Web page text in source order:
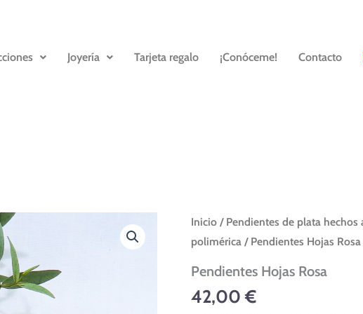
Joyería Tarjeta regalo ¡Conóceme! Contacto
Inicio / Pendientes de plata hechos
polimérica / Pendientes Hojas Rosa
Pendientes Hojas Rosa
42,00€
Pendientes
Rosa